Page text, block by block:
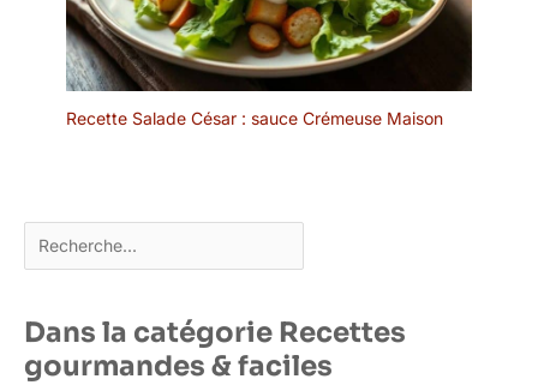
Recette Salade César : sauce Crémeuse Maison
Rechercher
Dans la catégorie Recettes
gourmandes & faciles